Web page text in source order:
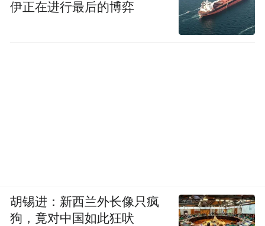
伊正在进行最后的博弈
胡锡进：新西兰外长像只疯
狗，竟对中国如此狂吠